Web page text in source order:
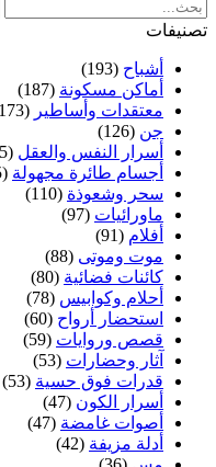
تصنيفات
أشباح (193)
أماكن مسكونة (187)
معتقدات وأساطير (173)
جن (126)
أسرار النفس والعقل (125)
أجسام طائرة مجهولة (115)
سحر وشعوذة (110)
ماورائيات (97)
أفلام (91)
موت وموتى (88)
كائنات فضائية (80)
أحلام وكوابيس (78)
استحضار أرواح (60)
قصص وروايات (59)
آثار وحضارات (53)
قدرات فوق حسية (53)
أسرار الكون (47)
أصوات غامضة (47)
أدلة مزيفة (42)